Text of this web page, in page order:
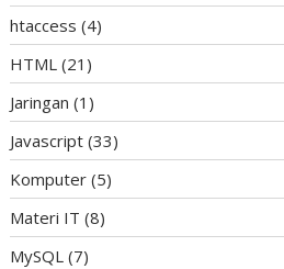
htaccess (4)
HTML (21)
Jaringan (1)
Javascript (33)
Komputer (5)
Materi IT (8)
MySQL (7)